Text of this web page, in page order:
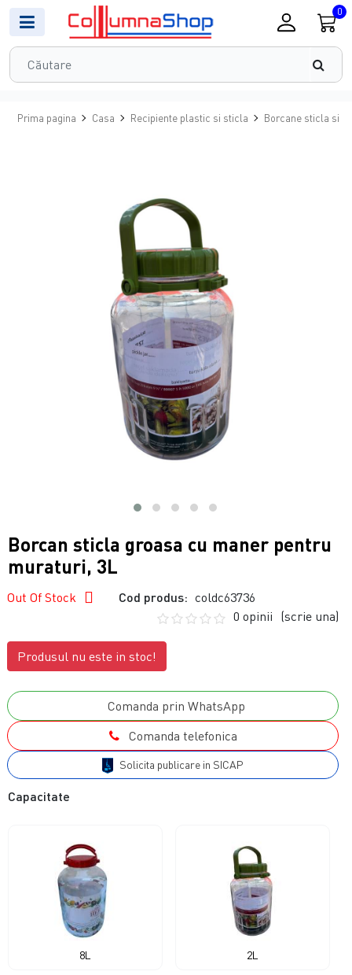
0
Prima pagina Casa Recipiente plastic si sticla Borcane sticla si
Borcan sticla groasa cu maner pentru
muraturi, 3L
Out Of Stock Cod produs: coldc63736
0 opinii (scrie una)
Produsul nu este in stoc!
Comanda prin WhatsApp
Comanda telefonica
Solicita publicare in SICAP
Capacitate
8L 2L